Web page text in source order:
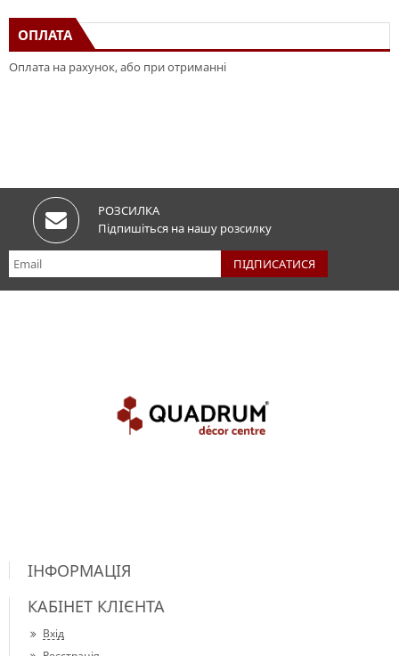
ОПЛАТА
Оплата на рахунок, або при отриманні
РОЗСИЛКА
Підпишіться на нашу розсилку
ІНФОРМАЦІЯ
КАБІНЕТ КЛІЄНТА
Вхід